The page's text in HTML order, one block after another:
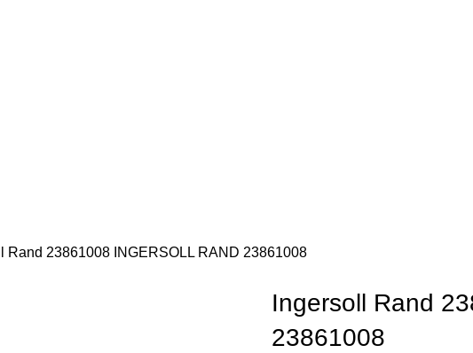
Rand 23861008 INGERSOLL RAND 23861008
Ingersoll Rand
23861008